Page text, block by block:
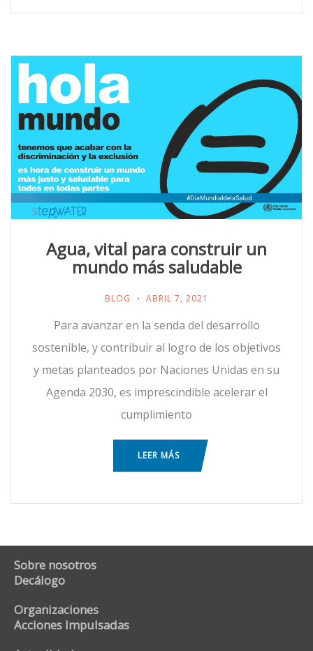
Agua, vital para construir un
mundo más saludable
BLOG ABRIL 7, 2021
Para avanzar en la senda del desarrollo
sostenible, y contribuir al logro de los objetivos
y metas planteados por Naciones Unidas en su
Agenda 2030, es imprescindible acelerar el
cumplimiento
LEER MÁS
Sobre nosotros
Decálogo
Organizaciones
Acciones Impulsadas